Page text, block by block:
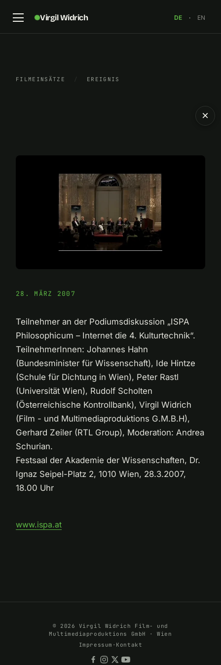
Virgil Widrich DE · EN
FILMEINSÄTZE / EREIGNIS
28. MÄRZ 2007
Teilnehmer an der Podiumsdiskussion „ISPA
Philosophicum – Internet die 4. Kulturtechnik“.
TeilnehmerInnen: Johannes Hahn
(Bundesminister für Wissenschaft), Ide Hintze
(Schule für Dichtung in Wien), Peter Rastl
(Universität Wien), Rudolf Scholten
(Österreichische Kontrollbank), Virgil Widrich
(Film - und Multimediaproduktions G.M.B.H),
Gerhard Zeiler (RTL Group), Moderation: Andrea
Schurian.
Festsaal der Akademie der Wissenschaften, Dr.
Ignaz Seipel-Platz 2, 1010 Wien, 28.3.2007,
18.00 Uhr
www.ispa.at
×
© 2026 Virgil Widrich Film- und
Multimediaproduktions GmbH · Wien
Impressum · Kontakt